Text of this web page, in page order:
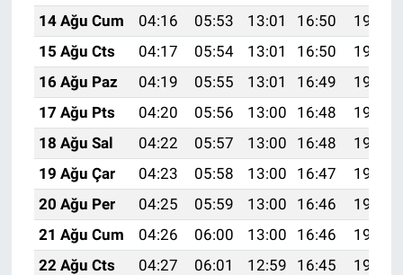
14 Ağu Cum
04:16 05:53 13:01 16:50
19:59
15 Ağu Cts
04:17 05:54 13:01 16:50
19:58
16 Ağu Paz
04:19 05:55 13:01 16:49
19:56
17 Ağu Pts
04:20 05:56 13:00 16:48
19:55
18 Ağu Sal
04:22 05:57 13:00 16:48
19:53
19 Ağu Çar
04:23 05:58 13:00 16:47
19:52
20 Ağu Per
04:25 05:59 13:00 16:46
19:51
21 Ağu Cum
04:26 06:00 13:00 16:46
19:49
22 Ağu Cts
04:27 06:01 12:59 16:45
19:48